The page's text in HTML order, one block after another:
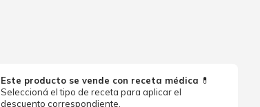
Este producto se vende con receta médica 💊
Seleccioná el tipo de receta para aplicar el
descuento correspondiente.